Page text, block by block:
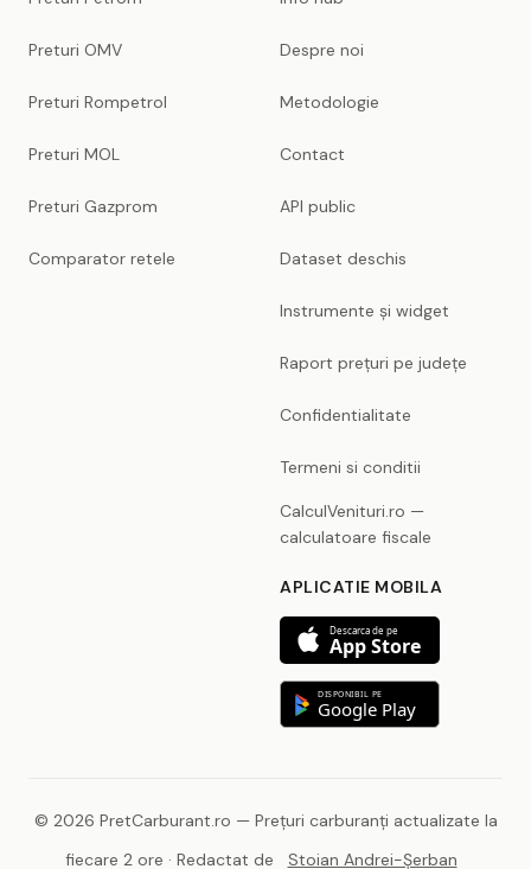
Preturi OMV
Preturi Rompetrol
Preturi MOL
Preturi Gazprom
Comparator retele
Despre noi
Metodologie
Contact
API public
Dataset deschis
Instrumente și widget
Raport prețuri pe județe
Confidentialitate
Termeni si conditii
CalculVenituri.ro —
calculatoare fiscale
APLICATIE MOBILA
Descarca de pe
App Store
DISPONIBIL PE
Google Play
© 2026 PretCarburant.ro — Prețuri carburanți actualizate la
fiecare 2 ore · Redactat de
Stoian Andrei-Șerban